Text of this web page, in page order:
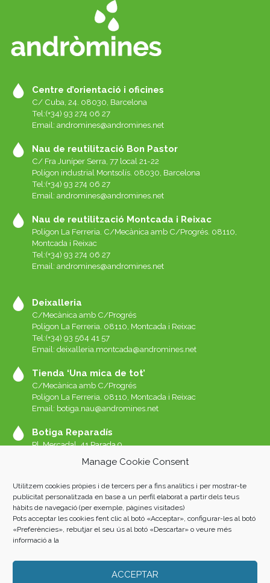
Manage Cookie Consent
Utilitzem cookies pròpies i de tercers per a fins analítics i per mostrar-te
publicitat personalitzada en base a un perfil elaborat a partir dels teus
hàbits de navegació (per exemple, pàgines visitades)
Pots acceptar les cookies fent clic al botó «Acceptar», configurar-les al botó
«Preferències», rebutjar el seu ús al botó «Descartar» o veure més
informació a la
ACCEPTAR
Centre d’orientació i oficines
C/ Cuba, 24. 08030, Barcelona
Tel:(+34) 93 274 06 27
Email: andromines@andromines.net
Nau de reutilització Bon Pastor
C/ Fra Juníper Serra, 77 local 21-22
Polígon industrial Montsolís. 08030, Barcelona
Tel:(+34) 93 274 06 27
Email: andromines@andromines.net
Nau de reutilització Montcada i Reixac
Polígon La Ferreria. C/Mecànica amb C/Progrés. 08110,
Montcada i Reixac
Tel:(+34) 93 274 06 27
Email: andromines@andromines.net
Deixalleria
C/Mecànica amb C/Progrés
Polígon La Ferreria. 08110, Montcada i Reixac
Tel:(+34) 93 564 41 57
Email: deixalleria.montcada@andromines.net
Tienda ‘Una mica de tot’
C/Mecànica amb C/Progrés
Polígon La Ferreria. 08110, Montcada i Reixac
Email: botiga.nau@andromines.net
Botiga Reparadís
Pl. Mercadal, 41 Parada 9
Whatssap 639-520-060
Botiga Una Mica de tot Sant Andreu
Pl. Mercadal, 41 Parada 8
Galeries del Mercat de Sant Andreu. 08030 Barcelona
AVISO LEGAL|POLÍTICA DE PRIVACIDAD